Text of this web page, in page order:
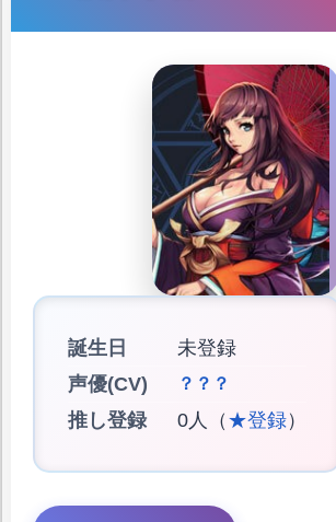
誕生日
未登録
声優(CV)
？？？
推し登録 0人（ ★登録）